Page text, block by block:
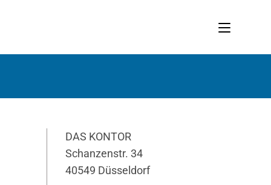
DAS KONTOR
Schanzenstr. 34
40549 Düsseldorf